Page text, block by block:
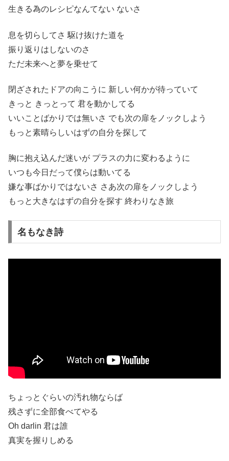
生きる為のレシピなんてない ないさ
息を切らしてさ 駆け抜けた道を
振り返りはしないのさ
ただ未来へと夢を乗せて
閉ざされたドアの向こうに 新しい何かが待っていて
きっと きっとって 君を動かしてる
いいことばかりでは無いさ でも次の扉をノックしよう
もっと素晴らしいはずの自分を探して
胸に抱え込んだ迷いが プラスの力に変わるように
いつも今日だって僕らは動いてる
嫌な事ばかりではないさ さあ次の扉をノックしよう
もっと大きなはずの自分を探す 終わりなき旅
名もなき詩
ちょっとぐらいの汚れ物ならば
残さずに全部食べてやる
Oh darlin 君は誰
真実を握りしめる